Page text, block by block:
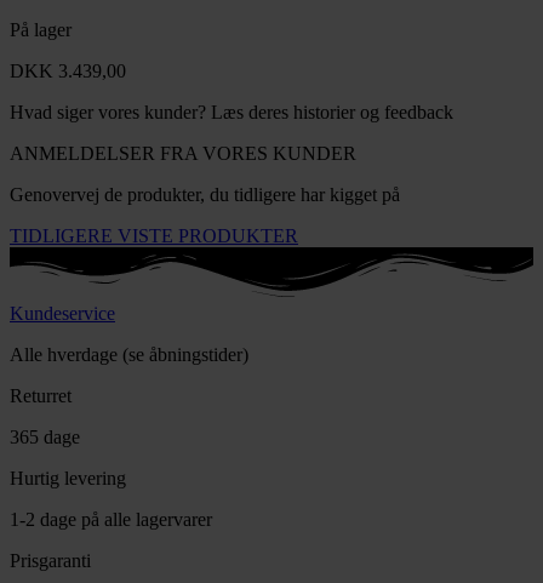
På lager
DKK 3.439,00
Hvad siger vores kunder? Læs deres historier og feedback
ANMELDELSER FRA VORES KUNDER
Genovervej de produkter, du tidligere har kigget på
TIDLIGERE VISTE PRODUKTER
Kundeservice
Alle hverdage (se åbningstider)
Returret
365 dage
Hurtig levering
1-2 dage på alle lagervarer
Prisgaranti